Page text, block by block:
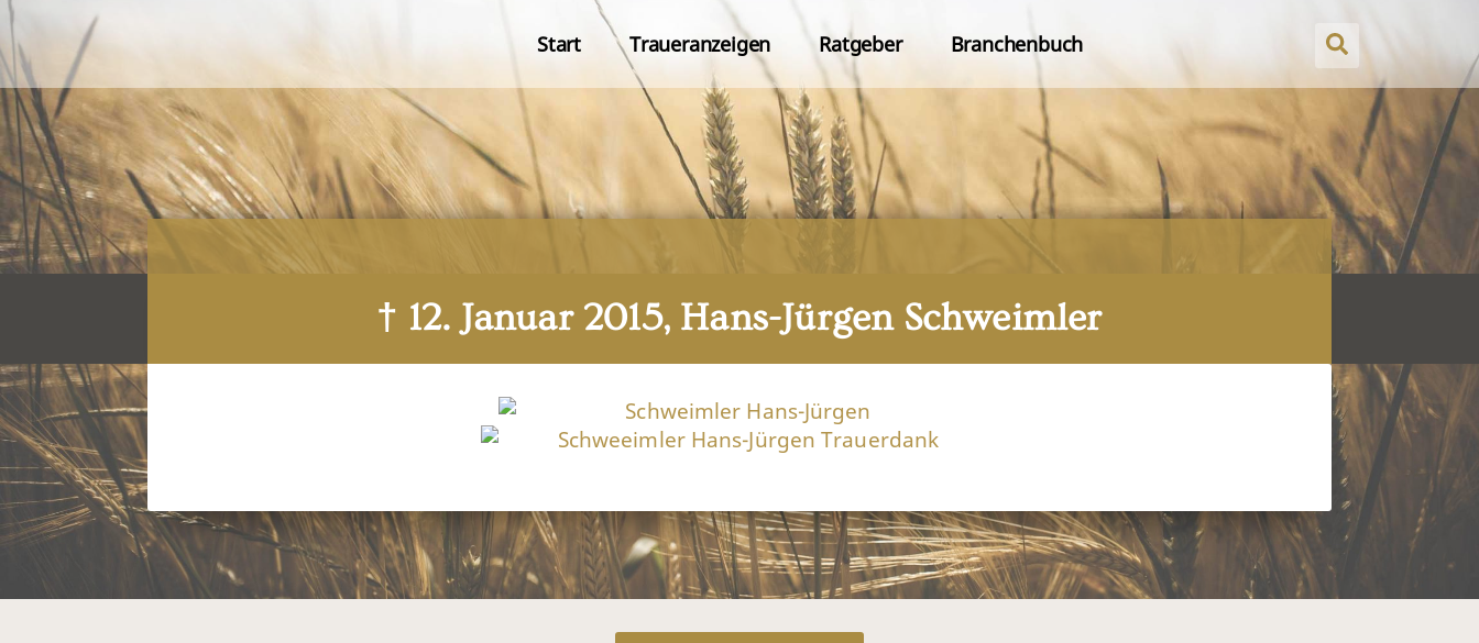
Start Traueranzeigen Ratgeber Branchenbuch
† 12. Januar 2015, Hans-Jürgen Schweimler